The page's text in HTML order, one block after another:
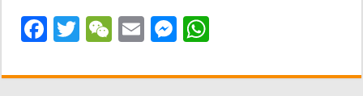
F
c
T
it
W
C
E
ai
M
ss at